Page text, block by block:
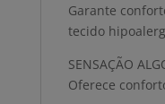
Garante
tecido
SENSAÇÃO
Oferece